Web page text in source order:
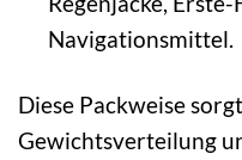
Navigationsmittel.
Diese Packweise
Gewichtsverteilung